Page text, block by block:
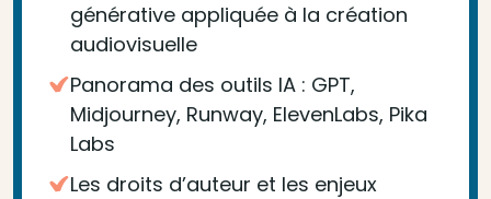
générative appliquée à la création
audiovisuelle
Panorama des outils IA : GPT,
Midjourney, Runway, ElevenLabs, Pika
Labs
Les droits d’auteur et les enjeux